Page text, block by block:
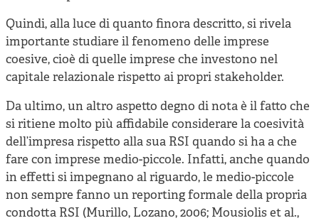
Quindi, alla luce di quanto finora descritto, si rivela
importante studiare il fenomeno delle imprese
coesive, cioè di quelle imprese che investono nel
capitale relazionale rispetto ai propri stakeholder.
Da ultimo, un altro aspetto degno di nota è il fatto che
si ritiene molto più affidabile considerare la coesività
dell’impresa rispetto alla sua RSI quando si ha a che
fare con imprese medio-piccole. Infatti, anche quando
in effetti si impegnano al riguardo, le medio-piccole
non sempre fanno un reporting formale della propria
condotta RSI (Murillo, Lozano, 2006; Mousiolis et al.,